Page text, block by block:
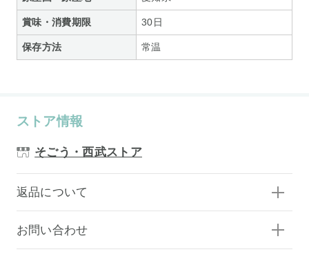
賞味・消費期限 30日
保存方法 常温
ストア情報
そごう・西武ストア
返品について
お問い合わせ